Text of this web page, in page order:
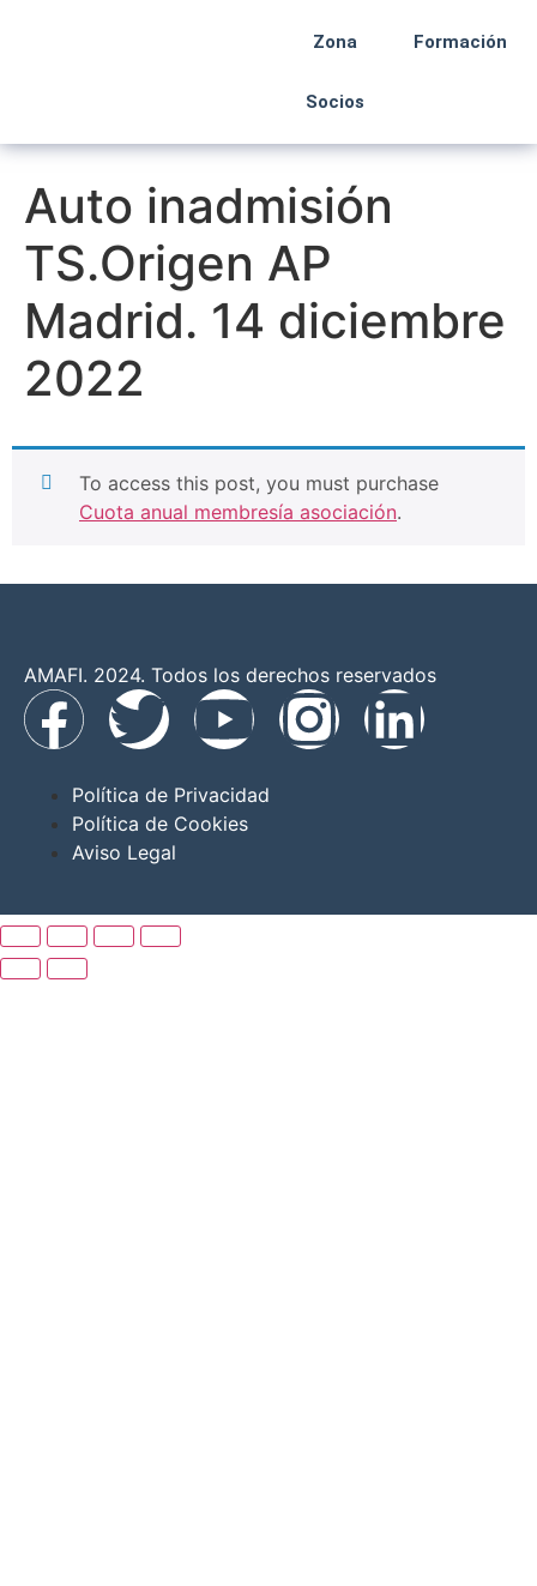
Zona
Socios
Formación
Auto inadmisión
TS.Origen AP
Madrid. 14 diciembre
2022
To access this post, you must purchase
Cuota anual membresía asociación.
AMAFI. 2024. Todos los derechos reservados
Política de Privacidad
Política de Cookies
Aviso Legal